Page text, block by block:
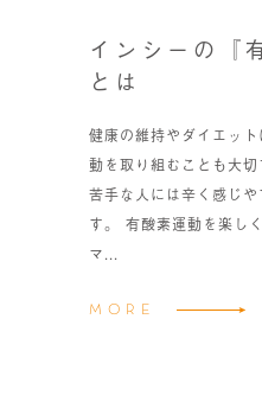
インシーの『
とは
健康の維持やダイエッ
動を取り組むことも大
苦手な人には辛く感じ
す。 有酸素運動を楽し
マ...
MORE